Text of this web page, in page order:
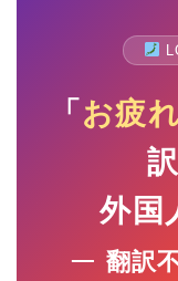
「 お疲
外国
─ 翻訳